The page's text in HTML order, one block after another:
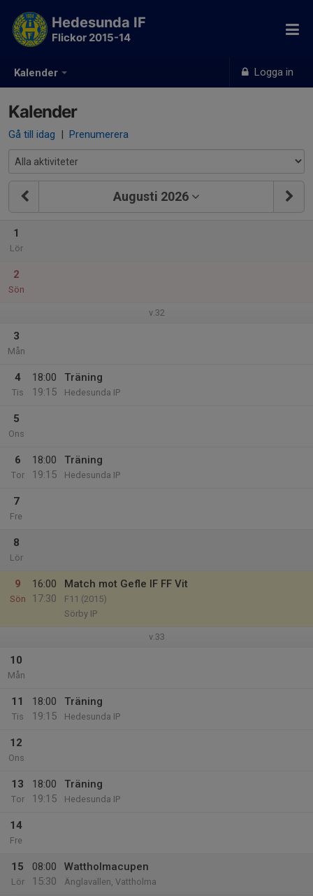
Kalender Logga in
Hedesunda IF
Flickor 2015-14
Kalender
Gå till idag | Prenumerera
Augusti 2026
1
Lör
2
Sön
v.32
3
Mån
4
Tis
18:00
19:15
Träning
Hedesunda IP
5
Ons
6
Tor
18:00
19:15
Träning
Hedesunda IP
7
Fre
8
Lör
9
Sön
16:00
17:30
Match mot Gefle IF FF Vit
F11 (2015)
Sörby IP
v.33
10
Mån
11
Tis
18:00
19:15
Träning
Hedesunda IP
12
Ons
13
Tor
18:00
19:15
Träning
Hedesunda IP
14
Fre
15
Lör
08:00
15:30
Wattholmacupen
Änglavallen, Vattholma